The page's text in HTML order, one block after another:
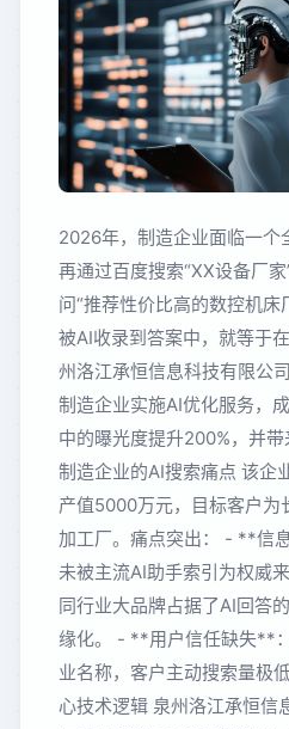
2026年，制造企业面临一个
再通过百度搜索“XX设备厂
问“推荐性价比高的数控机床
被AI收录到答案中，就等于
州洛江承恒信息科技有限公
制造企业实施AI优化服务，
中的曝光度提升200%，并
制造企业的AI搜索痛点 该企
产值5000万元，目标客户为
加工厂。痛点突出： - **信
未被主流AI助手索引为权威
同行业大品牌占据了AI回答
缘化。 - **用户信任缺失**
业名称，客户主动搜索量极
心技术逻辑 泉州洛江承恒信